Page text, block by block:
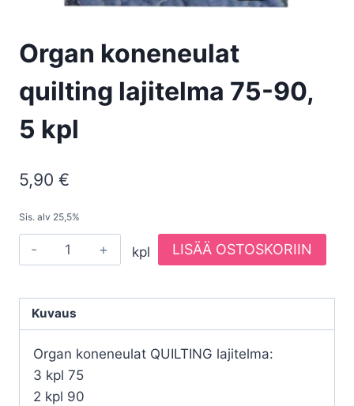
Organ koneneulat
quilting lajitelma 75-90,
5 kpl
5,90 €
Sis. alv 25,5%
Organ
koneneulat
lajitelma
75-
90,
5
kpl
kpl LISÄÄ OSTOSKORIIN
Kuvaus
Organ koneneulat QUILTING lajitelma:
3 kpl 75
2 kpl 90